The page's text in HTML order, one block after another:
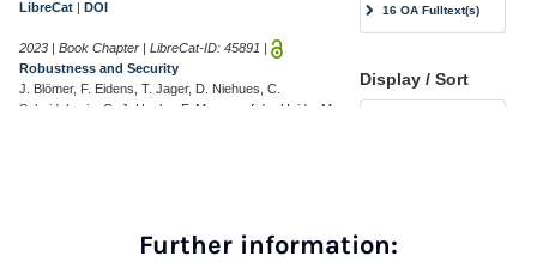
Further information: